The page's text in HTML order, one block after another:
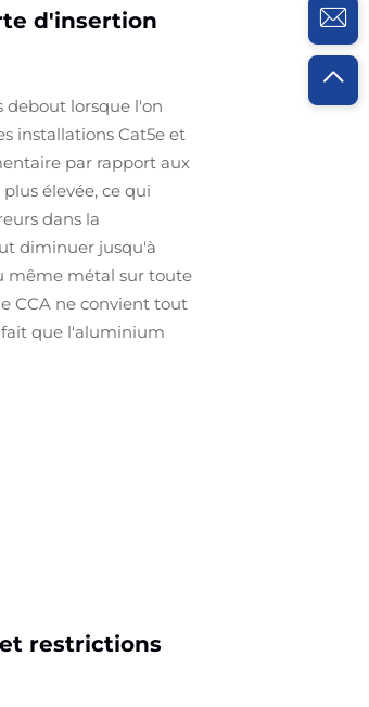
d'insertion
debout lorsque l'on
installations Cat5e et
par rapport aux
élevée, ce qui
dans la
diminuer jusqu'à
même métal sur toute
CCA ne convient tout
fait que l'aluminium
restrictions